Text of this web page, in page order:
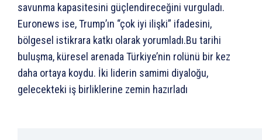
savunma kapasitesini güçlendireceğini vurguladı.
Euronews ise, Trump’ın “çok iyi ilişki” ifadesini,
bölgesel istikrara katkı olarak yorumladı.Bu tarihi
buluşma, küresel arenada Türkiye’nin rolünü bir kez
daha ortaya koydu. İki liderin samimi diyaloğu,
gelecekteki iş birliklerine zemin hazırladı